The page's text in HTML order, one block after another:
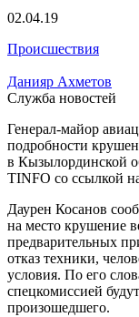
02.04.19
Происшествия
Данияр Ахметов
Служба новостей
Генерал-майор
подробности
в Кызылординской
TINFO со ссылкой
Даурен Косанов
на место крушение
предварительных
отказ техники,
условия. По его
спецкомиссией
произошедшего.